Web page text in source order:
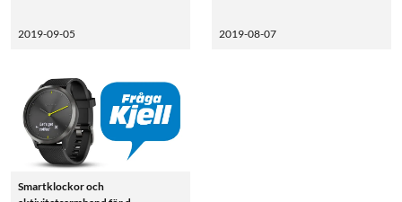
2019-09-05 2019-08-07
Smartklockor och